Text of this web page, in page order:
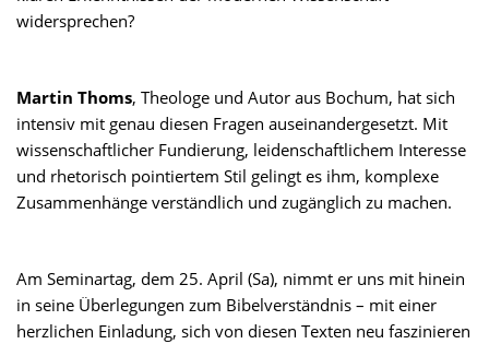
widersprechen?
Martin Thoms, Theologe und Autor aus Bochum, hat sich
intensiv mit genau diesen Fragen auseinandergesetzt. Mit
wissenschaftlicher Fundierung, leidenschaftlichem Interesse
und rhetorisch pointiertem Stil gelingt es ihm, komplexe
Zusammenhänge verständlich und zugänglich zu machen.
Am Seminartag, dem 25. April (Sa), nimmt er uns mit hinein
in seine Überlegungen zum Bibelverständnis – mit einer
herzlichen Einladung, sich von diesen Texten neu faszinieren